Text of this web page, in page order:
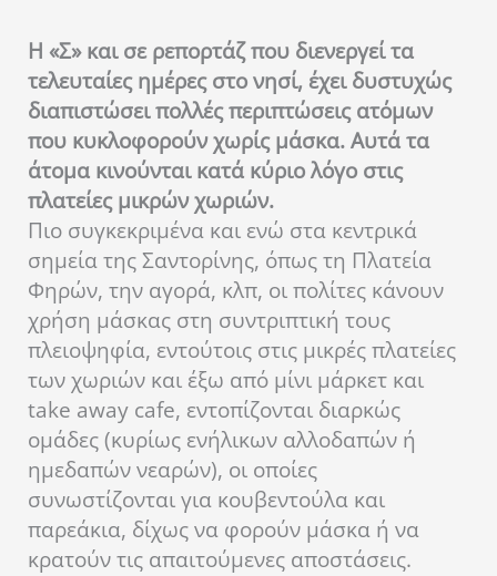
Η «Σ» και σε ρεπορτάζ που διενεργεί τα
τελευταίες ημέρες στο νησί, έχει δυστυχώς
διαπιστώσει πολλές περιπτώσεις ατόμων
που κυκλοφορούν χωρίς μάσκα. Αυτά τα
άτομα κινούνται κατά κύριο λόγο στις
πλατείες μικρών χωριών.
Πιο συγκεκριμένα και ενώ στα κεντρικά
σημεία της Σαντορίνης, όπως τη Πλατεία
Φηρών, την αγορά, κλπ, οι πολίτες κάνουν
χρήση μάσκας στη συντριπτική τους
πλειοψηφία, εντούτοις στις μικρές πλατείες
των χωριών και έξω από μίνι μάρκετ και
take away cafe, εντοπίζονται διαρκώς
ομάδες (κυρίως ενήλικων αλλοδαπών ή
ημεδαπών νεαρών), οι οποίες
συνωστίζονται για κουβεντούλα και
παρεάκια, δίχως να φορούν μάσκα ή να
κρατούν τις απαιτούμενες αποστάσεις.